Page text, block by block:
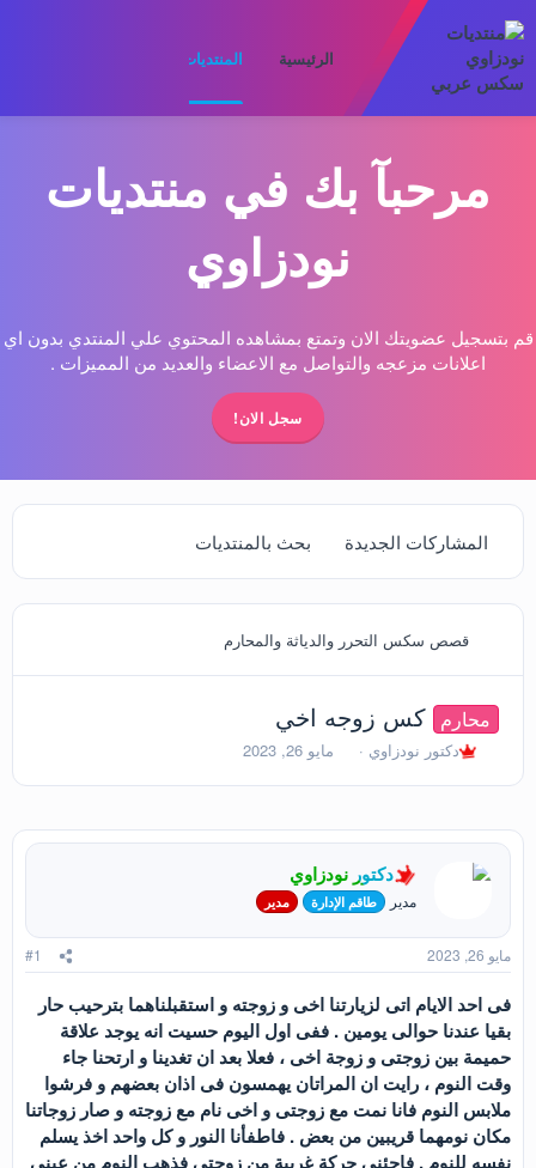
الرئيسية المنتديات
مرحبآ بك في منتديات
نودزاوي
قم بتسجيل عضويتك الان وتمتع بمشاهده المحتوي علي المنتدي بدون اي
اعلانات مزعجه والتواصل مع الاعضاء والعديد من المميزات .
سجل الان!
المشاركات الجديدة بحث بالمنتديات
قصص سكس التحرر والدياثة والمحارم
محارم كس زوجه اخي
ب
د
ا
م
و
ع
دكتور نودزاوي
ت
ر
خ
ل
ب
د
ء
مايو 26, 2023
دكتور نودزاوي
مدير طاقم الإدارة مدير
مايو 26, 2023 #1
فى احد الايام اتى لزيارتنا اخى و زوجته و استقبلناهما بترحيب حار
بقيا عندنا حوالى يومين . ففى اول اليوم حسيت انه يوجد علاقة
حميمة بين زوجتى و زوجة اخى ، فعلا بعد ان تغدينا و ارتحنا جاء
وقت النوم ، رايت ان المراتان يهمسون فى اذان بعضهم و فرشوا
ملابس النوم فانا نمت مع زوجتى و اخى نام مع زوجته و صار زوجاتنا
مكان نومهما قريبين من بعض . فاطفأنا النور و كل واحد اخذ يسلم
نفسه للنوم . فاجئنى حركة غريبة من زوجتى فذهب النوم من عينى